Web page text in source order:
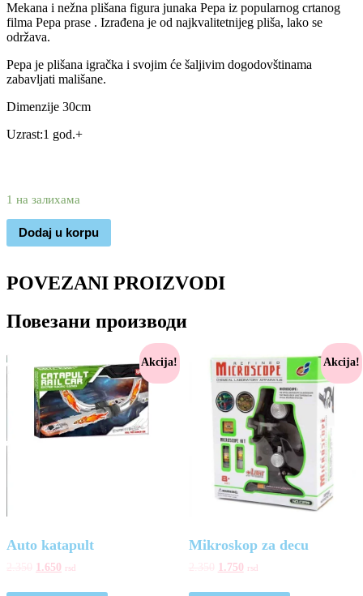
Mekana i nežna plišana figura junaka Pepa iz popularnog crtanog
filma Pepa prase . Izrađena je od najkvalitetnijeg pliša, lako se
održava.
Pepa je plišana igračka i svojim će šaljivim dogodovštinama
zabavljati mališane.
Dimenzije 30cm
Uzrast:1 god.+
1 на залихама
Dodaj u korpu
POVEZANI PROIZVODI
Повезани производи
Akcija!
Auto katapult
1.650 rsd
Akcija!
Mikroskop za decu
1.750 rsd